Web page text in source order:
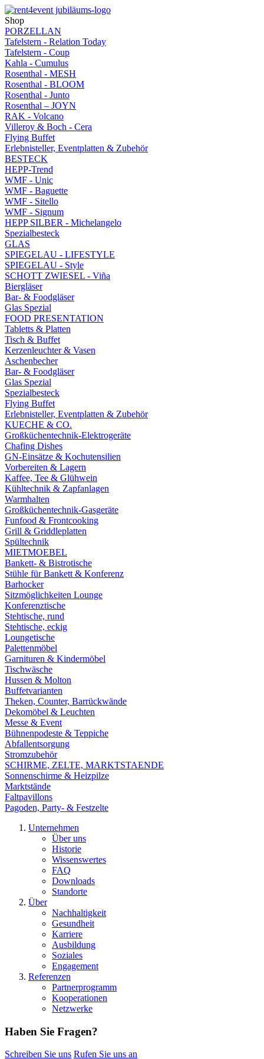
Shop
PORZELLAN
Tafelstern - Relation Today
Tafelstern - Coup
Kahla - Cumulus
Rosenthal - MESH
Rosenthal - BLOOM
Rosenthal - Junto
Rosenthal – JOYN
RAK - Volcano
Villeroy & Boch - Cera
Flying Buffet
Erlebnisteller, Eventplatten & Zubehör
BESTECK
HEPP-Trend
WMF - Unic
WMF - Baguette
WMF - Sitello
WMF - Signum
HEPP SILBER - Michelangelo
Spezialbesteck
GLAS
SPIEGELAU - LIFESTYLE
SPIEGELAU - Style
SCHOTT ZWIESEL - Viña
Biergläser
Bar- & Foodgläser
Glas Spezial
FOOD PRESENTATION
Tabletts & Platten
Tisch & Buffet
Kerzenleuchter & Vasen
Aschenbecher
Bar- & Foodgläser
Glas Spezial
Spezialbesteck
Flying Buffet
Erlebnisteller, Eventplatten & Zubehör
KUECHE & CO.
Großküchentechnik-Elektrogeräte
Chafing Dishes
GN-Einsätze & Kochutensilien
Vorbereiten & Lagern
Kaffee, Tee & Glühwein
Kühltechnik & Zapfanlagen
Warmhalten
Großküchentechnik-Gasgeräte
Funfood & Frontcooking
Grill & Griddleplatten
Spültechnik
MIETMOEBEL
Bankett- & Bistrotische
Stühle für Bankett & Konferenz
Barhocker
Sitzmöglichkeiten Lounge
Konferenztische
Stehtische, rund
Stehtische, eckig
Loungetische
Palettenmöbel
Garnituren & Kindermöbel
Tischwäsche
Hussen & Molton
Buffetvarianten
Theken, Counter, Barrückwände
Dekomöbel & Leuchten
Messe & Event
Bühnenpodeste & Teppiche
Abfallentsorgung
Stromzubehör
SCHIRME, ZELTE, MARKTSTAENDE
Sonnenschirme & Heizpilze
Marktstände
Faltpavillons
Pagoden, Party- & Festzelte
Unternehmen
Über uns
Historie
Wissenswertes
FAQ
Downloads
Standorte
Über
Nachhaltigkeit
Gesundheit
Karriere
Ausbildung
Soziales
Engagement
Referenzen
Partnerprogramm
Kooperationen
Netzwerke
Haben Sie Fragen?
Schreiben Sie uns Rufen Sie uns an